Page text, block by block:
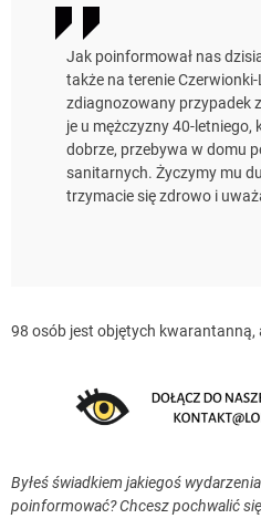
Jak poinformował nas
także na terenie
zdiagnozowany przypadek
je u mężczyzny 40-letniego,
dobrze, przebywa w domu
sanitarnych. Życzymy mu
trzymacie się zdrowo i
98 osób jest objętych kwarantanną,
Byłeś świadkiem jakiegoś
poinformować? Chcesz pochwalić